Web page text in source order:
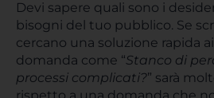
Devi sapere quali sono i
bisogni del tuo pubblico. Se
cercano una soluzione rapida
domanda come “Stanco di
processi complicati?” sarà